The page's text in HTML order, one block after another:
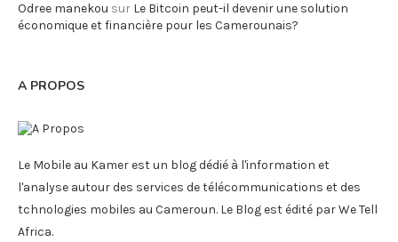
Odree manekou sur Le Bitcoin peut-il devenir une solution
économique et financière pour les Camerounais?
A PROPOS
Le Mobile au Kamer est un blog dédié à l'information et
l'analyse autour des services de télécommunications et des
tchnologies mobiles au Cameroun. Le Blog est édité par We Tell
Africa.